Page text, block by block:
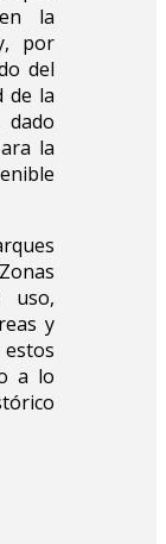
la
por
del
de la
dado
la
uso,
y
a lo